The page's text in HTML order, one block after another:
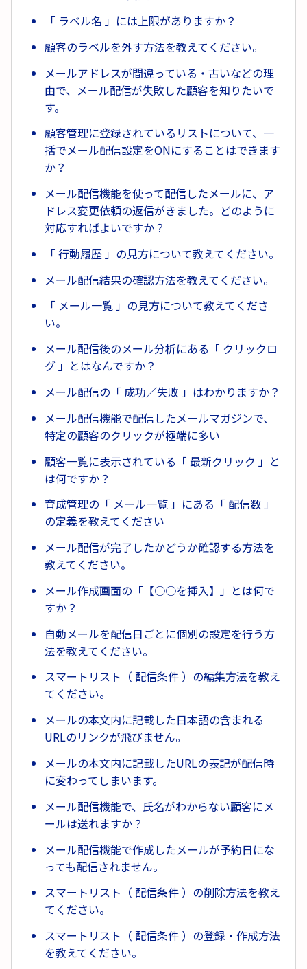
「 ラベル名 」には上限がありますか？
顧客のラベルを外す方法を教えてください。
メールアドレスが間違っている・古いなどの理
由で、メール配信が失敗した顧客を知りたいで
す。
顧客管理に登録されているリストについて、一
括でメール配信設定をONにすることはできます
か？
メール配信機能を使って配信したメールに、ア
ドレス変更依頼の返信がきました。どのように
対応すればよいですか？
「 行動履歴 」の見方について教えてください。
メール配信結果の確認方法を教えてください。
「 メール一覧 」の見方について教えてくださ
い。
メール配信後のメール分析にある「 クリックロ
グ 」とはなんですか？
メール配信の「 成功／失敗 」はわかりますか？
メール配信機能で配信したメールマガジンで、
特定の顧客のクリックが極端に多い
顧客一覧に表示されている「 最新クリック 」と
は何ですか？
育成管理の「 メール一覧 」にある「 配信数 」
の定義を教えてください
メール配信が完了したかどうか確認する方法を
教えてください。
メール作成画面の「【○○を挿入】」とは何で
すか？
自動メールを配信日ごとに個別の設定を行う方
法を教えてください。
スマートリスト（ 配信条件 ）の編集方法を教え
てください。
メールの本文内に記載した日本語の含まれる
URLのリンクが飛びません。
メールの本文内に記載したURLの表記が配信時
に変わってしまいます。
メール配信機能で、氏名がわからない顧客にメ
ールは送れますか？
メール配信機能で作成したメールが予約日にな
っても配信されません。
スマートリスト（ 配信条件 ）の削除方法を教え
てください。
スマートリスト（ 配信条件 ）の登録・作成方法
を教えてください。